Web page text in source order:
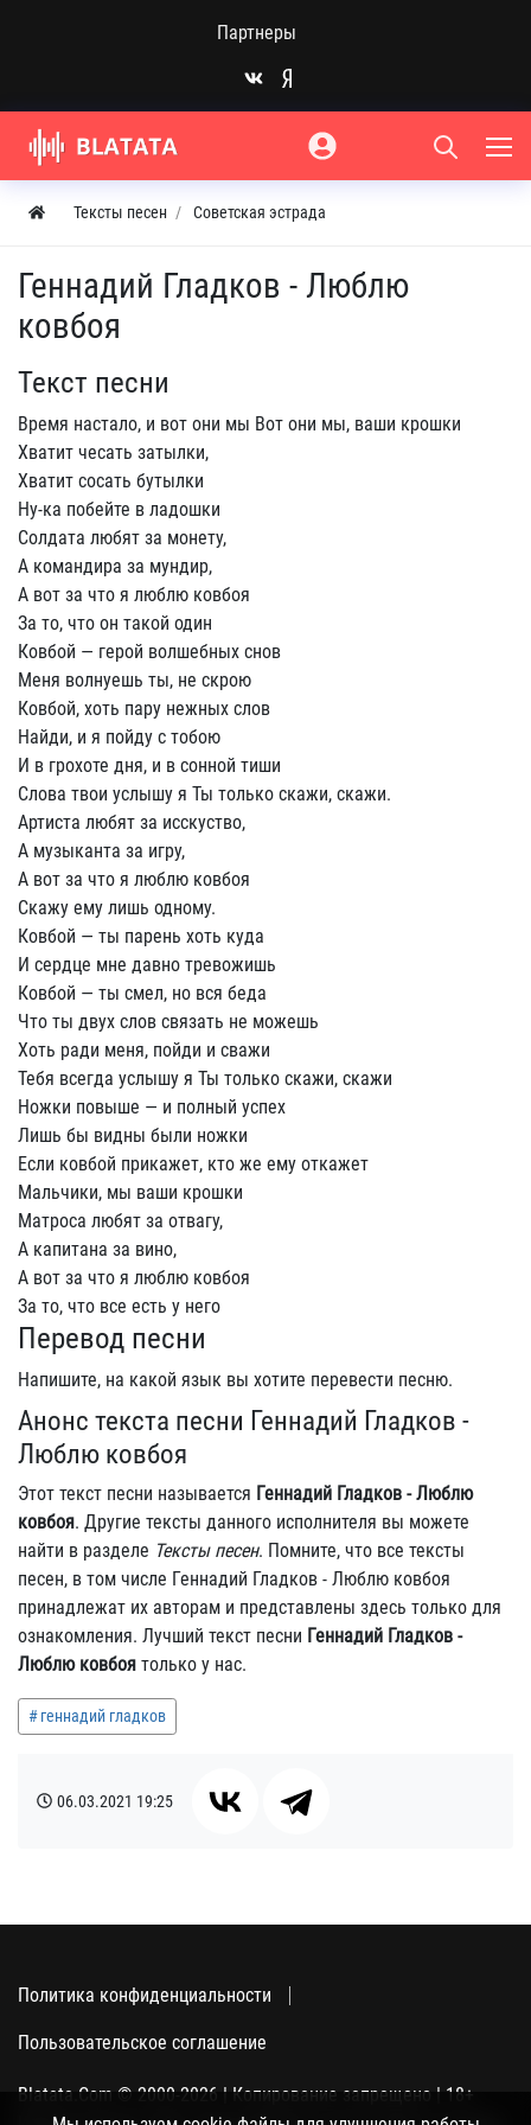
Партнеры
Тексты песен Советская эстрада
Геннадий Гладков - Люблю
ковбоя
Текст песни
Время настало, и вот они мы Вот они мы, ваши крошки
Хватит чесать затылки,
Хватит сосать бутылки
Ну-ка побейте в ладошки
Солдата любят за монету,
А командира за мундир,
А вот за что я люблю ковбоя
За то, что он такой один
Ковбой — герой волшебных снов
Меня волнуешь ты, не скрою
Ковбой, хоть пару нежных слов
Найди, и я пойду с тобою
И в грохоте дня, и в сонной тиши
Слова твои услышу я Ты только скажи, скажи.
Артиста любят за исскуство,
А музыканта за игру,
А вот за что я люблю ковбоя
Скажу ему лишь одному.
Ковбой — ты парень хоть куда
И сердце мне давно тревожишь
Ковбой — ты смел, но вся беда
Что ты двух слов связать не можешь
Хоть ради меня, пойди и сважи
Тебя всегда услышу я Ты только скажи, скажи
Ножки повыше — и полный успех
Лишь бы видны были ножки
Если ковбой прикажет, кто же ему откажет
Мальчики, мы ваши крошки
Матроса любят за отвагу,
А капитана за вино,
А вот за что я люблю ковбоя
За то, что все есть у него
Перевод песни
Напишите, на какой язык вы хотите перевести песню.
Анонс текста песни Геннадий Гладков -
Люблю ковбоя
Этот текст песни называется Геннадий Гладков - Люблю
ковбоя. Другие тексты данного исполнителя вы можете
найти в разделе Тексты песен. Помните, что все тексты
песен, в том числе Геннадий Гладков - Люблю ковбоя
принадлежат их авторам и представлены здесь только для
ознакомления. Лучший текст песни Геннадий Гладков -
Люблю ковбоя только у нас.
геннадий гладков
06.03.2021 19:25
Политика конфиденциальности
Пользовательское соглашение
Blatata.Com © 2000-2026 | Копирование запрещено | 18+